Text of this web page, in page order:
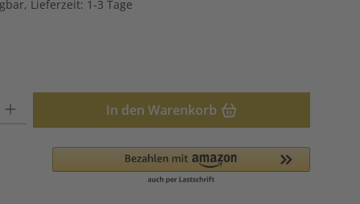
Lieferzeit: 1-3 Tage
Gib den gewünschten Wert ein oder benutze die Schaltflächen
In den Warenkorb